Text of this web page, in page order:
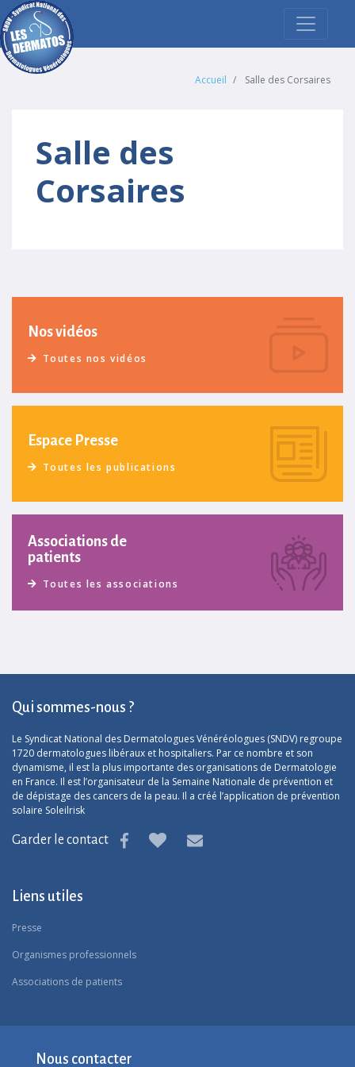
Accueil Salle des Corsaires
Salle des
Corsaires
Nos vidéos
Toutes nos vidéos
Espace Presse
Toutes les publications
Associations de
patients
Toutes les associations
Qui sommes-nous ?
Le Syndicat National des Dermatologues Vénéréologues (SNDV) regroupe
1720 dermatologues libéraux et hospitaliers. Par ce nombre et son
dynamisme, il est la plus importante des organisations de Dermatologie
en France. Il est l’organisateur de la Semaine Nationale de prévention et
de dépistage des cancers de la peau. Il a créé l’application de prévention
solaire Soleilrisk
Garder le contact
Liens utiles
Presse
Organismes professionnels
Associations de patients
Nous contacter